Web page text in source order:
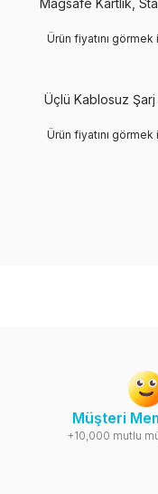
Magsafe Kartlık,
Ürün fiyatını görmek
Üçlü Kablosuz
Ürün fiyatını görmek
Müşteri
+10,000 mutlu